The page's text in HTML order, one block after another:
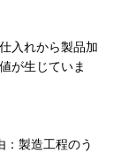
入れから製品加
が生じていま
製造工程のう